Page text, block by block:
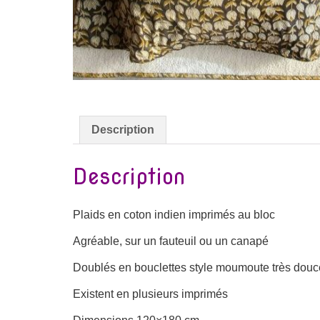
Description
Description
Plaids en coton indien imprimés au bloc
Agréable, sur un fauteuil ou un canapé
Doublés en bouclettes style moumoute très
Existent en plusieurs imprimés